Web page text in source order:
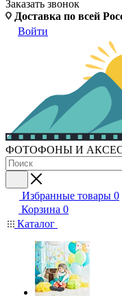
Заказать звонок
Доставка по всей
Войти
ФОТОФОНЫ И
Избранные товары 0
Корзина 0
Каталог